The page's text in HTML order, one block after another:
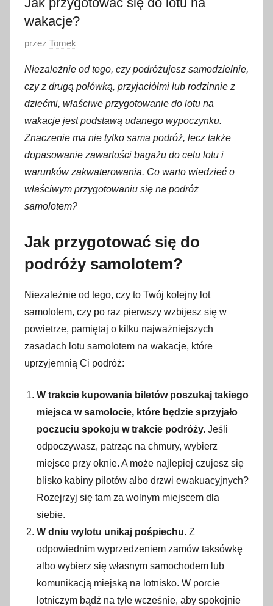
wakacje?
O
u
b
l
i
k
o
w
a
n
7
p
ź
d
z
i
e
n
przez Tomek
Niezależnie od tego, czy podróżujesz samodzielnie,
czy z drugą połówką, przyjaciółmi lub rodzinnie z
dziećmi, właściwe przygotowanie do lotu na
wakacje jest podstawą udanego wypoczynku.
Znaczenie ma nie tylko sama podróż, lecz także
dopasowanie zawartości bagażu do celu lotu i
warunków zakwaterowania. Co warto wiedzieć o
właściwym przygotowaniu się na podróż
samolotem?
Jak przygotować się do
podróży samolotem?
Niezależnie od tego, czy to Twój kolejny lot
samolotem, czy po raz pierwszy wzbijesz się w
powietrze, pamiętaj o kilku najważniejszych
zasadach lotu samolotem na wakacje, które
uprzyjemnią Ci podróż:
W trakcie kupowania biletów poszukaj takiego
miejsca w samolocie, które będzie sprzyjało
poczuciu spokoju w trakcie podróży. Jeśli
odpoczywasz, patrząc na chmury, wybierz
miejsce przy oknie. A może najlepiej czujesz się
blisko kabiny pilotów albo drzwi ewakuacyjnych?
Rozejrzyj się tam za wolnym miejscem dla
siebie.
W dniu wylotu unikaj pośpiechu. Z
odpowiednim wyprzedzeniem zamów taksówkę
albo wybierz się własnym samochodem lub
komunikacją miejską na lotnisko. W porcie
lotniczym bądź na tyle wcześnie, aby spokojnie